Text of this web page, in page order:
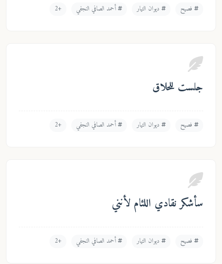
فصيح ديوان التيار أحمد الصافي النجفي +2
جلست للحلاق
فصيح ديوان التيار أحمد الصافي النجفي +2
سأشكر نقادي اللئام لأنني
فصيح ديوان التيار أحمد الصافي النجفي +2